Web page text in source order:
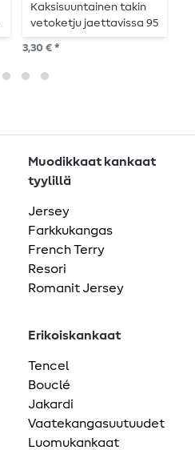
Kaksisuuntainen takin
vetoketju jaettavissa 95
cm
3,30 € *
Muodikkaat kankaat
tyylillä
Jersey
Farkkukangas
French Terry
Resori
Romanit Jersey
Erikoiskankaat
Tencel
Bouclé
Jakardi
Vaatekangasuutuudet
Luomukankaat